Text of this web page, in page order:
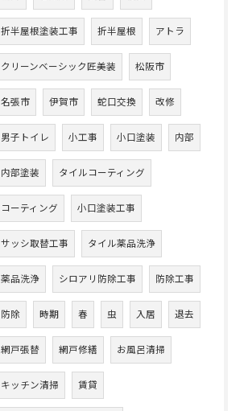
折半屋根塗装工事 折半屋根 アトラ
クリーンベーシック匠美装 松阪市
名張市 伊賀市 蛇口交換 改修
男子トイレ 小工事 小口塗装 内部
内部塗装 タイルコーティング
コーティング 小口塗装工事
サッシ取替工事 タイル薬品洗浄
薬品洗浄 シロアリ防除工事 防除工事
防除 時期 春 虫 入居 退去
網戸張替 網戸修繕 お風呂清掃
キッチン清掃 賃貸